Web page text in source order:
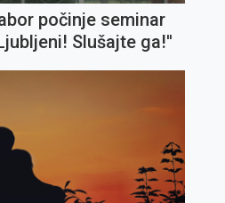
počinje seminar
Slušajte ga!''